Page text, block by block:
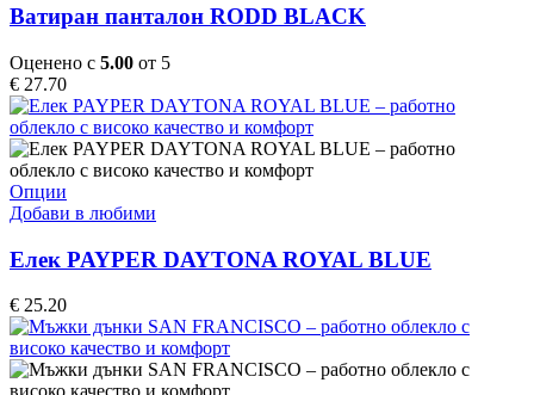
multiple
variants.
The
options
may
be
chosen
on
product
page
Ватиран панталон RODD BLACK
Оценено с 5.00 от 5
€ 27.70
Опции
product
multiple
variants.
The
options
may
be
chosen
Добави в любими
Елек PAYPER DAYTONA ROYAL BLUE
€ 25.20